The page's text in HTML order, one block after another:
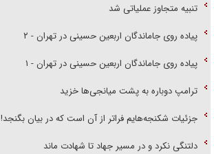
تنبیه متجاوز عملیاتی شد
پیاده روی جاماندگان اربعین حسینی در تهران - ۲
پیاده روی جاماندگان اربعین حسینی در تهران - ۱
ترامپ دوباره به پشت میانجی‌ها خزید
جزئیات شکنجه‌هایم فراتر از آن است که در بیان بگنجد!
دلتنگی نکرد و در مسیر جهاد تا شهادت ماند